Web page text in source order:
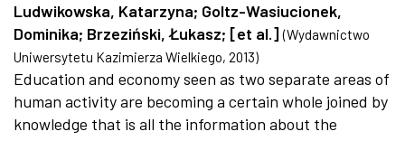
Ludwikowska, Katarzyna; Goltz-Wasiucionek,
Dominika; Brzeziński, Łukasz; [et al.] (Wydawnictwo
Uniwersytetu Kazimierza Wielkiego, 2013)
Education and economy seen as two separate areas of
human activity are becoming a certain whole joined by
knowledge that is all the information about the